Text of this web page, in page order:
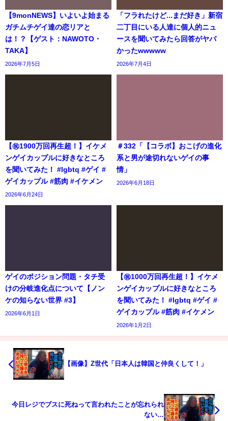
【9monNEWS】いよいよ始まる
ガチムチゲイ達の恋リアと
は！？【ゲスト：NAWOTO・
TAKA】
2026年7月5日
「フラれたけど...まだ好き」新宿
二丁目にいる人達に個人的ニュ
ースを聞いてみたら回答がヤバ
かったwwwww
2026年7月4日
【㊗️1900万回再生超！】イケメ
ンゲイカップルに好きなところ
を聞いてみた！ #lgbtq #ゲイ #
ゲイカップル #筋肉 #イケメン
2026年6月24日
＃332「【コラボ】おこげの進化
系と男が途切れないゲイの事
情」
2026年6月18日
ゲイのポジション問題・タチ受
けの分岐進化点について【ノン
ケの知らない世界 #3】
2026年6月1日
【㊗️1000万回再生超！】イケメ
ンゲイカップルに好きなところ
を聞いてみた！ #lgbtq #ゲイ #
ゲイカップル #筋肉 #イケメン
2026年1月2日
【画像】Z世代「日本人は韓国と仲良くして！」
今日レジでブスに死ねって言われたことが忘れられ
ない…